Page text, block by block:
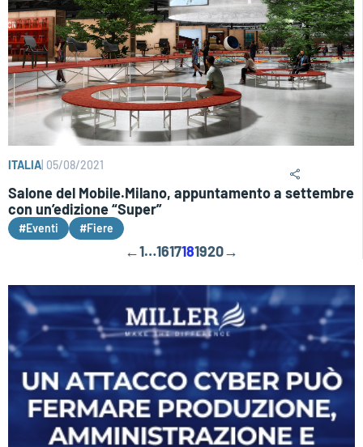
ITALIA 05/08/2021
Salone del Mobile.Milano, appuntamento a settembre
con un’edizione “Super”
#Eventi #Fiere
←1…1617181920→